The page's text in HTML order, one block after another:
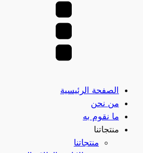
الصفحة الرئيسية
من نحن
ما نقوم به
منتجاتنا
منتجاتنا